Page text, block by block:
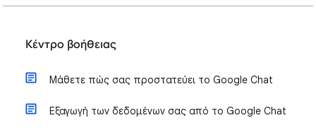
Κέντρο βοήθειας
Μάθετε πώς σας προστατεύει το Google Chat
Εξαγωγή των δεδομένων σας από το Google Chat